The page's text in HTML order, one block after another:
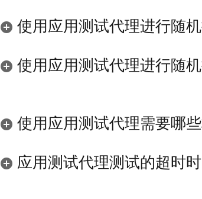
使用应用测试代理进行随
使用应用测试代理进行随
使用应用测试代理需要哪
应用测试代理测试的超时